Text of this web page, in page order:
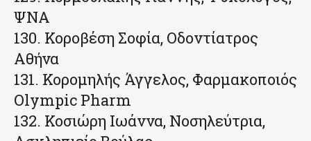
ΨΝΑ
130. Κοροβέση Σοφία, Οδοντίατρος
Αθήνα
131. Κορομηλής Άγγελος, Φαρμακοποιός
Olympic Pharm
132. Κοσιώρη Ιωάννα, Νοσηλεύτρια,